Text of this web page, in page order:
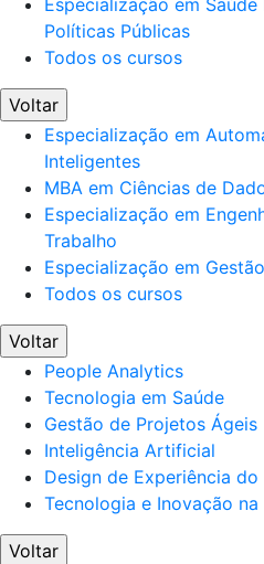
Especialização em
Políticas Públicas
Todos os cursos
Voltar
Especialização em
Inteligentes
MBA em Ciências de
Especialização em
Trabalho
Especialização em
Todos os cursos
Voltar
People Analytics
Tecnologia em Saúde
Gestão de Projetos Ágeis
Inteligência Artificial
Design de Experiência do
Tecnologia e Inovação
Voltar